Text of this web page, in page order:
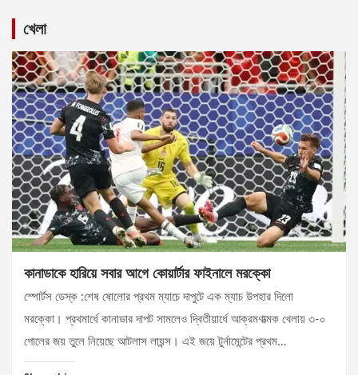
খেলা
কানাডাকে হারিয়ে সবার আগে কোয়ার্টার ফাইনালে মরক্কো
স্পোর্টস ডেস্ক :শেষ ষোলোর প্রথম ম্যাচে দাপুটে এক ম্যাচ উপহার দিলো
মরক্কো। প্রথমার্ধে কানাডার দাপট সামলেও দ্বিতীয়ার্ধে আক্রমণাত্মক খেলায় ৩-০
গোলের জয় তুলে নিয়েছে আটলাস লায়ন্স। এই জয়ে টুর্নামেন্টের প্রথম…